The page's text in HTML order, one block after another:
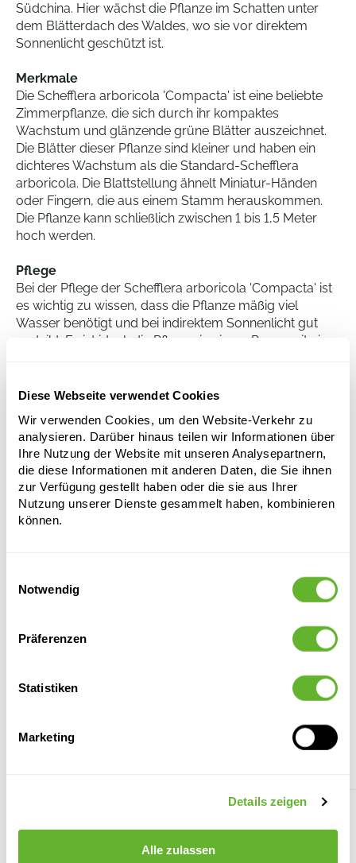
Diese Webseite verwendet Cookies
Wir verwenden Cookies, um den Website-Verkehr zu
analysieren. Darüber hinaus teilen wir Informationen über
Ihre Nutzung der Website mit unseren Analysepartnern,
die diese Informationen mit anderen Daten, die Sie ihnen
zur Verfügung gestellt haben oder die sie aus Ihrer
Nutzung unserer Dienste gesammelt haben, kombinieren
können.
Notwendig
Präferenzen
Statistiken
Marketing
Details zeigen
Alle zulassen
Südchina. Hier wächst die Pflanze im Schatten unter
dem Blätterdach des Waldes, wo sie vor direktem
Sonnenlicht geschützt ist.
Merkmale
Die Schefflera arboricola 'Compacta' ist eine beliebte
Zimmerpflanze, die sich durch ihr kompaktes
Wachstum und glänzende grüne Blätter auszeichnet.
Die Blätter dieser Pflanze sind kleiner und haben ein
dichteres Wachstum als die Standard-Schefflera
arboricola. Die Blattstellung ähnelt Miniatur-Händen
oder Fingern, die aus einem Stamm herauskommen.
Die Pflanze kann schließlich zwischen 1 bis 1,5 Meter
hoch werden.
Pflege
Bei der Pflege der Schefflera arboricola 'Compacta' ist
es wichtig zu wissen, dass die Pflanze mäßig viel
Wasser benötigt und bei indirektem Sonnenlicht gut
gedeiht. Es ist ideal, die Pflanze in einem Raum mit einer
eine hohe Luftfeuchtigkeit und es ist daher vorteilhaft,
und Wassersättigung sollten jedoch vermieden
werden, um Wurzelfäule zu verhindern.
Schefflera arboricola 'Compacta'
Verzweigt/Säule
Topfgröße:
Alternative Produkte